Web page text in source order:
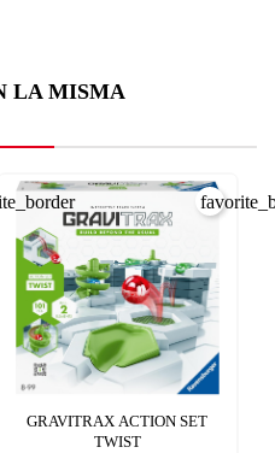
LA MISMA
GRAVITRAX ACTION SET
TWIST